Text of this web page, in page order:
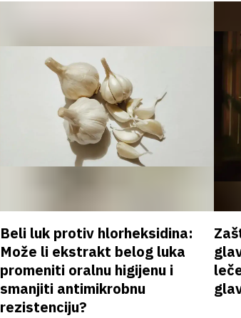
Beli luk protiv hlorheksidina:
Može li ekstrakt belog luka
promeniti oralnu higijenu i
smanjiti antimikrobnu
rezistenciju?